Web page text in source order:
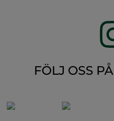
FÖLJ OSS PÅ